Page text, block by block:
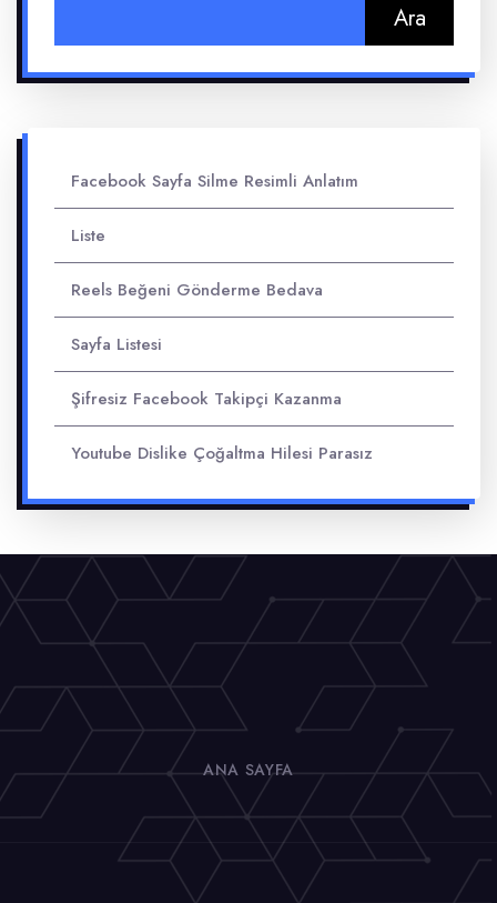
Facebook Sayfa Silme Resimli Anlatım
Liste
Reels Beğeni Gönderme Bedava
Sayfa Listesi
Şifresiz Facebook Takipçi Kazanma
Youtube Dislike Çoğaltma Hilesi Parasız
ANA SAYFA